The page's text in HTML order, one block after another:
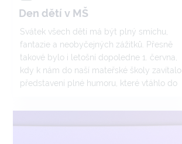
Den dětí v MŠ
Svátek všech dětí má být plný smíchu,
fantazie a neobyčejných zážitků. Přesně
takové bylo i letošní dopoledne 1. června,
kdy k nám do naší mateřské školy zavítalo
představení plné humoru, které vtáhlo do
celého programu byli dva svérázní klauni